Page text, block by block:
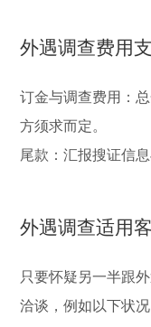
外遇调查费用
订金与调查费用：
方须求而定。
尾款：汇报搜证信
外遇调查适用
只要怀疑另一半跟
洽谈，例如以下状况